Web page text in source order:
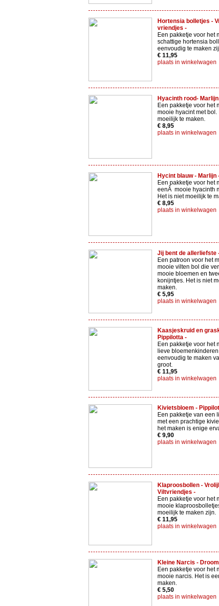
Hortensia bolletjes -
vriendjes -
Een pakketje voor het
schattige hortensia
eenvoudig te maken
€ 11,95
plaats in winkelwagen
Hyacinth rood-
Een pakketje voor het
mooie hyacint met bol.
moeilijk te maken.
€ 8,95
plaats in winkelwagen
Hycint blauw - Marlijn
Een pakketje voor het
eenÂ mooie hyacinth
Het is niet moeilijk te
€ 8,95
plaats in winkelwagen
Jij bent de allerliefste
Een patroon voor het
mooie vilten bol die
mooie bloemen en
konijntjes. Het is niet
maken.
€ 5,95
plaats in winkelwagen
Kaasjeskruid en
Pippilotta -
Een pakketje voor het
lieve
eenvoudig te maken
groot.
€ 11,95
plaats in winkelwagen
Kivietsbloem -
Een pakketje van een
met een prachtige
het maken is enige
€ 9,90
plaats in winkelwagen
Klaproosbollen -
Viltvriendjes -
Een pakketje voor het
mooie
moeilijk te maken zijn.
€ 11,95
plaats in winkelwagen
Kleine Narcis -
Een pakketje voor het
mooie narcis. Het is
maken.
€ 5,50
plaats in winkelwagen